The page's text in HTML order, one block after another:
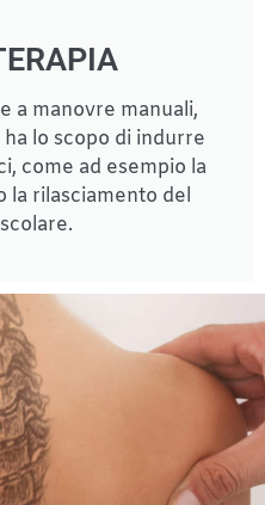
a manovre manuali,
lo scopo di indurre
come ad esempio la
la rilasciamento del